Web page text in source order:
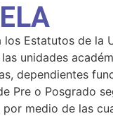
los Estatutos de la
las unidades
dependientes
Pre o Posgrado
medio de las